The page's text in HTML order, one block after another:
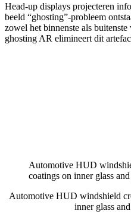
Head-up displays projecteren
beeld “ghosting”-probleem
zowel het binnenste als
ghosting AR elimineert dit
Automotive HUD
coatings on inner glass
Automotive HUD windshield
inner glass